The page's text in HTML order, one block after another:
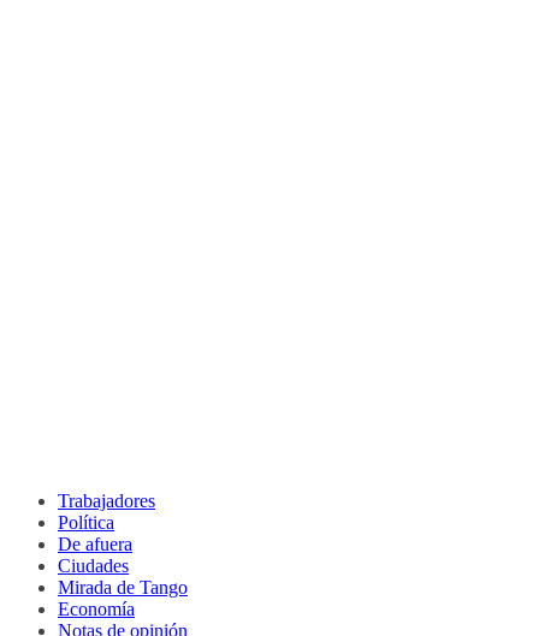
Trabajadores
Política
De afuera
Ciudades
Mirada de Tango
Economía
Notas de opinión